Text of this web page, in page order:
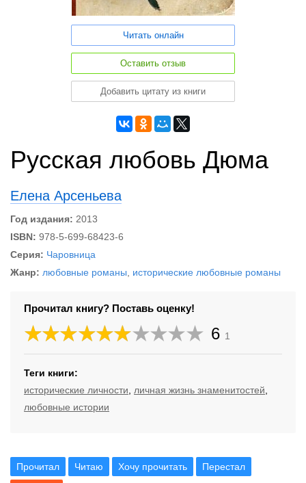
Читать онлайн
Оставить отзыв
Добавить цитату из книги
Русская любовь Дюма
Елена Арсеньева
Год издания: 2013
ISBN: 978-5-699-68423-6
Серия: Чаровница
Жанр: любовные романы исторические любовные романы
Прочитал книгу? Поставь оценку!
6 1
Теги книги:
исторические личности
личная жизнь знаменитостей
любовные истории
Прочитал Читаю Хочу прочитать Перестал